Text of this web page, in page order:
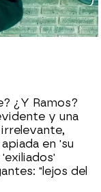
¿Y Ramos?
y una
en 'su
"lejos del